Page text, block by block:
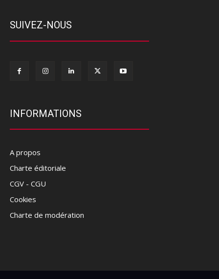
SUIVEZ-NOUS
INFORMATIONS
A propos
Charte éditoriale
CGV - CGU
Cookies
Charte de modération